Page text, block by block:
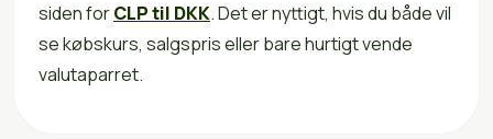
siden forCLP til DKK. Det er nyttigt, hvis du både vil
se købskurs, salgspris eller bare hurtigt vende
valutaparret.